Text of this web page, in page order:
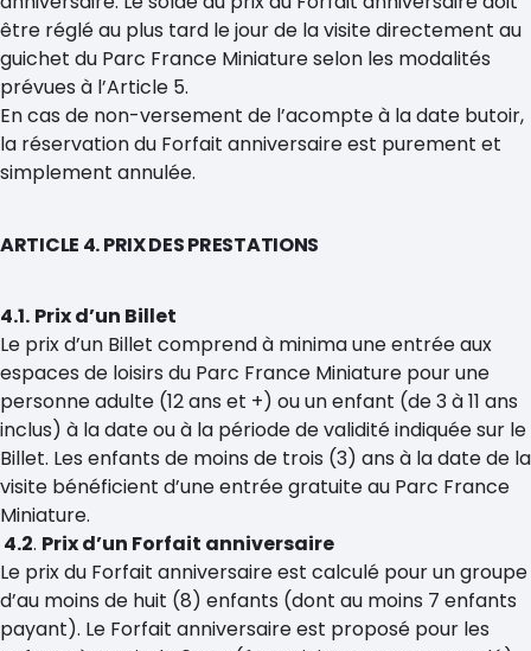
être réglé au plus tard le jour de la visite directement au
guichet du Parc France Miniature selon les modalités
prévues à l’Article 5.
En cas de non-versement de l’acompte à la date butoir,
la réservation du Forfait anniversaire est purement et
simplement annulée.
ARTICLE 4. PRIX DES PRESTATIONS
4.1. Prix d’un Billet
Le prix d’un Billet comprend à minima une entrée aux
espaces de loisirs du Parc France Miniature pour une
personne adulte (12 ans et +) ou un enfant (de 3 à 11 ans
inclus) à la date ou à la période de validité indiquée sur le
Billet. Les enfants de moins de trois (3) ans à la date de la
visite bénéficient d’une entrée gratuite au Parc France
Miniature.
4.2. Prix d’un Forfait anniversaire
Le prix du Forfait anniversaire est calculé pour un groupe
d’au moins de huit (8) enfants (dont au moins 7 enfants
payant). Le Forfait anniversaire est proposé pour les